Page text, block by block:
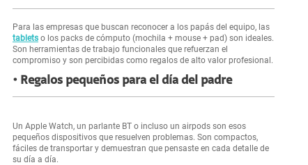
Para las empresas que buscan reconocer a los papás del equipo, las
tablets o los packs de cómputo (mochila + mouse + pad) son ideales.
Son herramientas de trabajo funcionales que refuerzan el
compromiso y son percibidas como regalos de alto valor profesional.
Regalos pequeños para el día del padre
Un Apple Watch, un parlante BT o incluso un airpods son esos
pequeños dispositivos que resuelven problemas. Son compactos,
fáciles de transportar y demuestran que pensaste en cada detalle de
su día a día.